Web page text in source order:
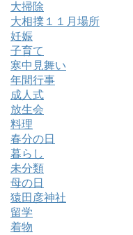
大掃除
大相撲１１月場所
妊娠
子育て
寒中見舞い
年間行事
成人式
放生会
料理
春分の日
暮らし
未分類
母の日
猿田彦神社
留学
着物